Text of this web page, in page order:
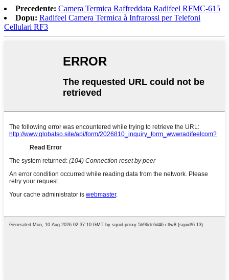
Precedente: Camera Termica Raffreddata Radifeel RFMC-615
Dopu: Radifeel Camera Termica à Infrarossi per Telefoni
Cellulari RF3